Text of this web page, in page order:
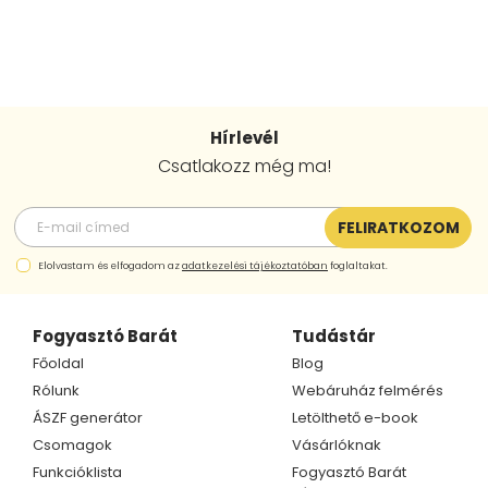
Fogyasztó Barát
Főoldal
Rólunk
ÁSZF generátor
Csomagok
Funkcióklista
Tudástár
Blog
Webáruház felmérés
Letölthető e-book
Vásárlóknak
Fogyasztó Barát
Hírlevél
Csatlakozz még ma!
FELIRATKOZOM
Elolvastam és elfogadom azadatkezelési tájékoztatóban foglaltakat.